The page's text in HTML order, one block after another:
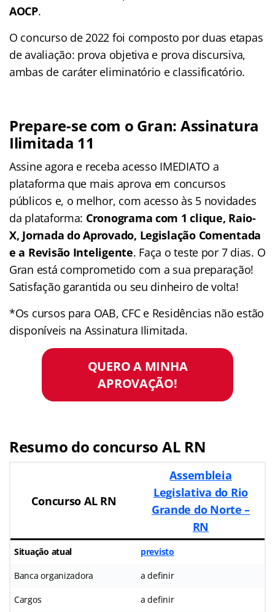
AOCP.
O concurso de 2022 foi composto por duas etapas
de avaliação: prova objetiva e prova discursiva,
ambas de caráter eliminatório e classificatório.
Prepare-se com o Gran: Assinatura
Ilimitada 11
Assine agora e receba acesso IMEDIATO a
plataforma que mais aprova em concursos
públicos e, o melhor, com acesso às 5 novidades
da plataforma: Cronograma com 1 clique, Raio-
X, Jornada do Aprovado, Legislação Comentada
e a Revisão Inteligente. Faça o teste por 7 dias. O
Gran está comprometido com a sua preparação!
Satisfação garantida ou seu dinheiro de volta!
*Os cursos para OAB, CFC e Residências não estão
disponíveis na Assinatura Ilimitada.
QUERO A MINHA
APROVAÇÃO!
Resumo do concurso AL RN
Concurso AL RN
Assembleia
Legislativa do Rio
Grande do Norte –
RN
Situação atual previsto
Banca organizadora a definir
Cargos a definir